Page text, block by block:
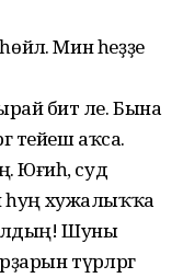
Мин һеҙҙе
бит әле. Бына
тейеш аҡса.
Юғиһә, суд
һуң хужалыҡҡа
Шуны
түрәләргә